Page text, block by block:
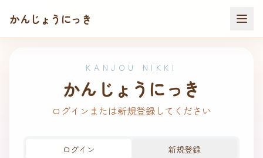
かんじょうにっき
KANJOU NIKKI
かんじょうにっき
ログインまたは新規登録してください
ログイン 新規登録